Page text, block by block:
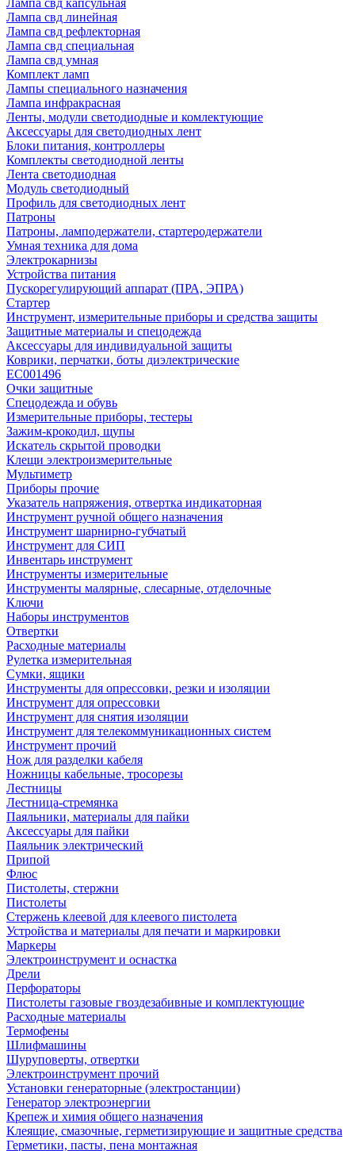
Лампа свд капсульная
Лампа свд линейная
Лампа свд рефлекторная
Лампа свд специальная
Лампа свд умная
Комплект ламп
Лампы специального назначения
Лампа инфракрасная
Ленты, модули светодиодные и комлектующие
Аксессуары для светодиодных лент
Блоки питания, контроллеры
Комплекты светодиодной ленты
Лента светодиодная
Модуль светодиодный
Профиль для светодиодных лент
Патроны
Патроны, ламподержатели, стартеродержатели
Умная техника для дома
Электрокарнизы
Устройства питания
Пускорегулирующий аппарат (ПРА, ЭПРА)
Стартер
Инструмент, измерительные приборы и средства защиты
Защитные материалы и спецодежда
Аксессуары для индивидуальной защиты
Коврики, перчатки, боты диэлектрические
EC001496
Очки защитные
Спецодежда и обувь
Измерительные приборы, тестеры
Зажим-крокодил, щупы
Искатель скрытой проводки
Клещи электроизмерительные
Мультиметр
Приборы прочие
Указатель напряжения, отвертка индикаторная
Инструмент ручной общего назначения
Инструмент шарнирно-губчатый
Инструмент для СИП
Инвентарь инструмент
Инструменты измерительные
Инструменты малярные, слесарные, отделочные
Ключи
Наборы инструментов
Отвертки
Расходные материалы
Рулетка измерительная
Сумки, ящики
Инструменты для опрессовки, резки и изоляции
Инструмент для опрессовки
Инструмент для снятия изоляции
Инструмент для телекоммуникационных систем
Инструмент прочий
Нож для разделки кабеля
Ножницы кабельные, тросорезы
Лестницы
Лестница-стремянка
Паяльники, материалы для пайки
Аксессуары для пайки
Паяльник электрический
Припой
Флюс
Пистолеты, стержни
Пистолеты
Стержень клеевой для клеевого пистолета
Устройства и материалы для печати и маркировки
Маркеры
Электроинструмент и оснастка
Дрели
Перфораторы
Пистолеты газовые гвоздезабивные и комплектующие
Расходные материалы
Термофены
Шлифмашины
Шуруповерты, отвертки
Электроинструмент прочий
Установки генераторные (электростанции)
Генератор электроэнергии
Крепеж и химия общего назначения
Клеящие, смазочные, герметизирующие и защитные средства
Герметики, пасты, пена монтажная